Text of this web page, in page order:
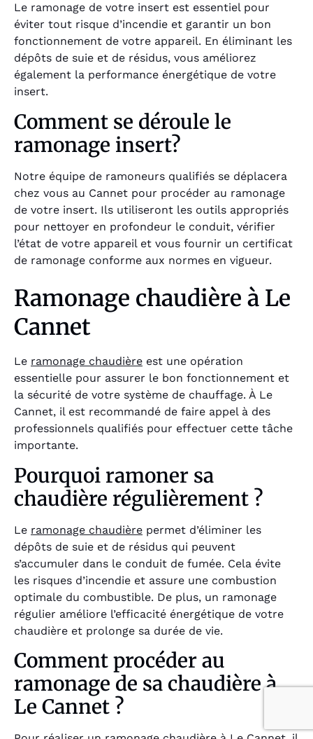
Le ramonage de votre insert est essentiel pour
éviter tout risque d’incendie et garantir un bon
fonctionnement de votre appareil. En éliminant les
dépôts de suie et de résidus, vous améliorez
également la performance énergétique de votre
insert.
Comment se déroule le
ramonage insert?
Notre équipe de ramoneurs qualifiés se déplacera
chez vous au Cannet pour procéder au ramonage
de votre insert. Ils utiliseront les outils appropriés
pour nettoyer en profondeur le conduit, vérifier
l’état de votre appareil et vous fournir un certificat
de ramonage conforme aux normes en vigueur.
Ramonage chaudière à Le
Cannet
Le ramonage chaudière est une opération
essentielle pour assurer le bon fonctionnement et
la sécurité de votre système de chauffage. À Le
Cannet, il est recommandé de faire appel à des
professionnels qualifiés pour effectuer cette tâche
importante.
Pourquoi ramoner sa
chaudière régulièrement ?
Le ramonage chaudière permet d’éliminer les
dépôts de suie et de résidus qui peuvent
s’accumuler dans le conduit de fumée. Cela évite
les risques d’incendie et assure une combustion
optimale du combustible. De plus, un ramonage
régulier améliore l’efficacité énergétique de votre
chaudière et prolonge sa durée de vie.
Comment procéder au
ramonage de sa chaudière à
Le Cannet ?